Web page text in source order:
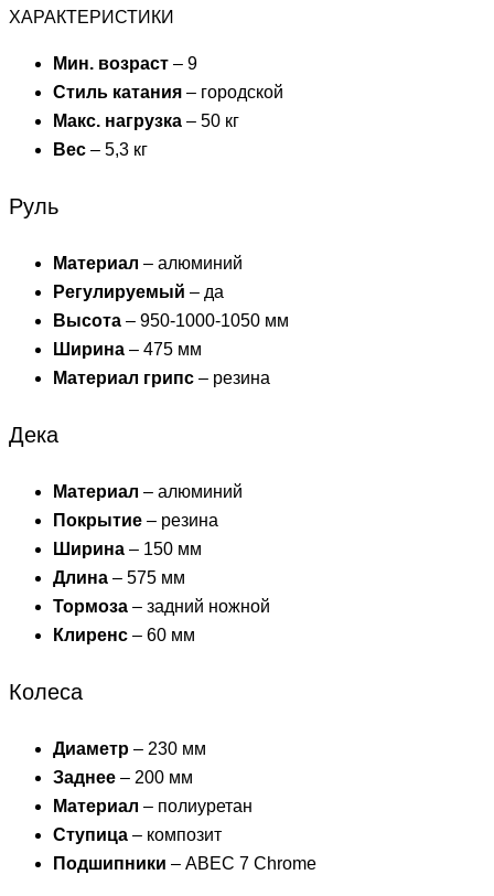
ХАРАКТЕРИСТИКИ
Мин. возраст – 9
Стиль катания – городской
Макс. нагрузка – 50 кг
Вес – 5,3 кг
Руль
Материал – алюминий
Регулируемый – да
Высота – 950-1000-1050 мм
Ширина – 475 мм
Материал грипс – резина
Дека
Материал – алюминий
Покрытие – резина
Ширина – 150 мм
Длина – 575 мм
Тормоза – задний ножной
Клиренс – 60 мм
Колеса
Диаметр – 230 мм
Заднее – 200 мм
Материал – полиуретан
Ступица – композит
Подшипники – ABEC 7 Chrome